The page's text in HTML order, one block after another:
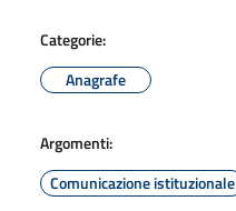
Categorie:
Anagrafe
Argomenti:
Comunicazione istituzionale